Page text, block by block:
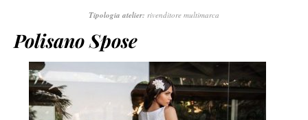
Tipologia atelier: rivenditore multimarca
Polisano Spose